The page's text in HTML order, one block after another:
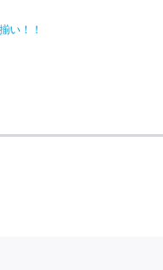
い！！